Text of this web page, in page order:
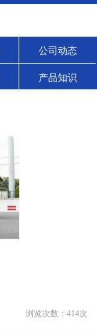
公司动态
产品知识
浏览次数： 414次